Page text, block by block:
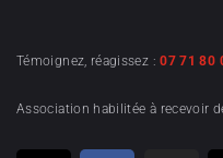
Témoignez, réagissez :07 71 80
Association habilitée à recevoir